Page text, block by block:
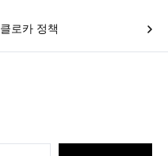
클로카 정책